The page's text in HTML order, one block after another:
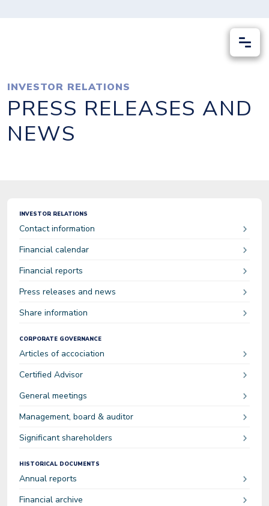
INVESTOR RELATIONS
PRESS RELEASES AND
NEWS
INVESTOR RELATIONS
Contact information
Financial calendar
Financial reports
Press releases and news
Share information
CORPORATE GOVERNANCE
Articles of accociation
Certified Advisor
General meetings
Management, board & auditor
Significant shareholders
HISTORICAL DOCUMENTS
Annual reports
Financial archive